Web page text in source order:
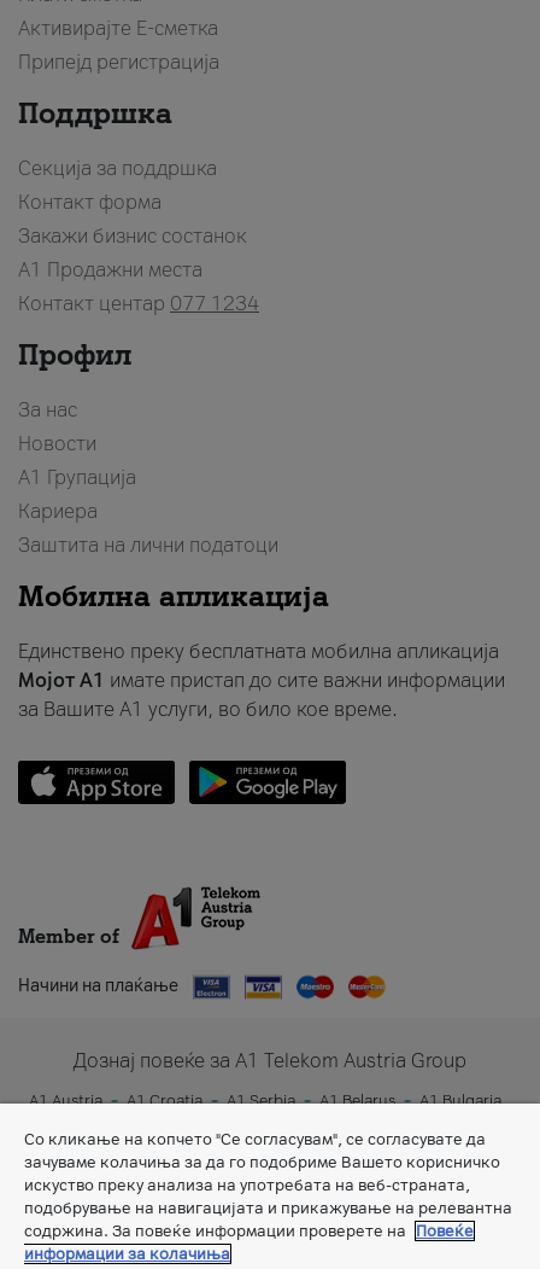
Активирајте Е-сметка
Припејд регистрација
Поддршка
Секција за поддршка
Контакт форма
Закажи бизнис состанок
A1 Продажни места
Контакт центар 077 1234
Профил
За нас
Новости
А1 Групација
Кариера
Заштита на лични податоци
Мобилна апликација
Единствено преку бесплатната мобилна апликација
Мојот A1 имате пристап до сите важни информации
за Вашите A1 услуги, во било кое време.
Member of
Начини на плаќање
Дознај повеќе за A1 Telekom Austria Group
A1 Austria A1 Croatia A1 Serbia A1 Belarus
A1 Bulgaria
A1 Slovenia
A1 Digital
Со кликање на копчето "Се согласувам", се согласувате да
зачуваме колачиња за да го подобриме Вашето корисничко
искуство преку анализа на употребата на веб-страната,
подобрување на навигацијата и прикажување на релевантна
содржина. За повеќе информации проверете на
Повеќе
информации за колачиња